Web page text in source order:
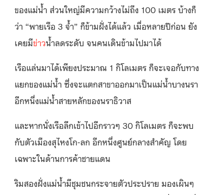
ของแม่น้ำ ส่วนใหญ่มีความกว้างไม่ถึง 100 เมตร บ้างก็
ว่า “พายเรือ 3 จ้ำ” ก็ข้ามฝั่งได้แล้ว เมื่อหลายปีก่อน ยัง
เคยมีข่าวน้ำลดระดับ จนคนเดินข้ามไปมาได้
เรือแล่นมาได้เพียงประมาณ 1 กิโลเมตร ก็จะเจอกับทาง
แยกของแม่น้ำ ซึ่งจะแตกสาขาออกมาเป็นแม่น้ำบางนรา
อีกหนึ่งแม่น้ำสายหลักของนราธิวาส
และหากนั่งเรือลึกเข้าไปอีกราวๆ 30 กิโลเมตร ก็จะพบ
กับตัวเมืองสุไหงโก-ลก อีกหนึ่งศูนย์กลางสำคัญ โดย
เฉพาะในด้านการค้าชายแดน
ริมสองฝั่งแม่น้ำมีชุมชนกระจายตัวประปราย มองเผินๆ